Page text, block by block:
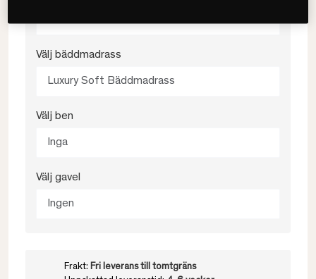
Välj bäddmadrass
Luxury Soft Bäddmadrass
Välj ben
Inga
Välj gavel
Ingen
Frakt: Fri leverans till tomtgräns